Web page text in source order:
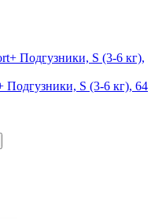
S (3-6 кг), 64